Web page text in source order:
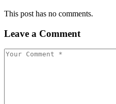
This post has no comments.
Leave a Comment